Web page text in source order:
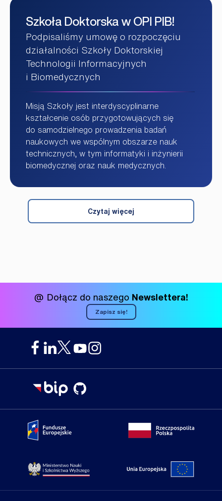
Szkoła Doktorska w OPI PIB!
Podpisaliśmy umowę o rozpoczęciu
działalności Szkoły Doktorskiej
Technologii Informacyjnych
i Biomedycznych
Misją Szkoły jest interdyscyplinarne
kształcenie osób przygotowujących się
do samodzielnego prowadzenia badań
naukowych we wspólnym obszarze nauk
technicznych, w tym informatyki i inżynierii
biomedycznej oraz nauk medycznych.
Czytaj więcej
@ Dołącz do naszego Newslettera!
Zapisz się!
Portal Fundusze Europejskie Portal
Strona Ministerstwa Nauki i Szkolnictwa WyższegoPortal